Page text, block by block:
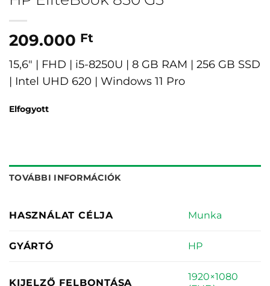
209.000 Ft
15,6″ | FHD | i5-8250U | 8 GB RAM | 256 GB SSD
| Intel UHD 620 | Windows 11 Pro
Elfogyott
TOVÁBBI INFORMÁCIÓK
HASZNÁLAT CÉLJA Munka
GYÁRTÓ HP
KIJELZŐ FELBONTÁSA
1920×1080